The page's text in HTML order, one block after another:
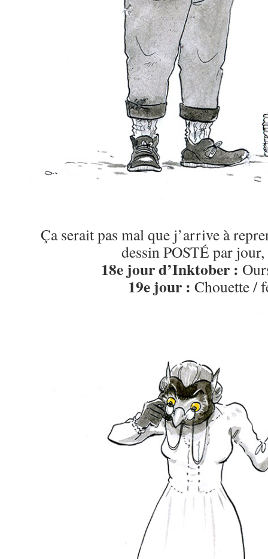
Ça serait pas mal que j’arrive à
dessin POSTÉ par
18e jour d’Inktober :
19e jour : Chouette /